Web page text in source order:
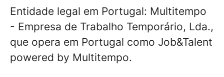
Entidade legal em Portugal: Multitempo
- Empresa de Trabalho Temporário, Lda.,
que opera em Portugal como Job&Talent
powered by Multitempo.